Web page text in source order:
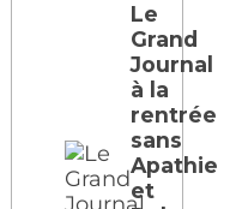
Le
Grand
Journal
à la
rentrée
sans
Apathie
et